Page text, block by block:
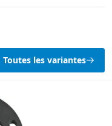
Toutes les variantes